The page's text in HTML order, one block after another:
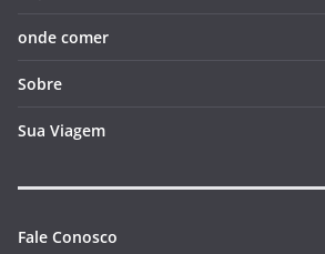
onde comer
Sobre
Sua Viagem
Fale Conosco